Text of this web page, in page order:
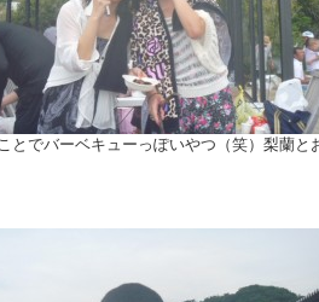
とでバーベキューっぽいやつ（笑）梨蘭と